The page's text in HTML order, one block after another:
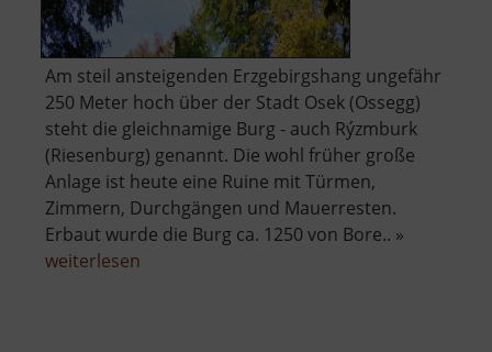
Am steil ansteigenden Erzgebirgshang ungefähr
250 Meter hoch über der Stadt Osek (Ossegg)
steht die gleichnamige Burg - auch Rýzmburk
(Riesenburg) genannt. Die wohl früher große
Anlage ist heute eine Ruine mit Türmen,
Zimmern, Durchgängen und Mauerresten.
Erbaut wurde die Burg ca. 1250 von Bore.. »
weiterlesen